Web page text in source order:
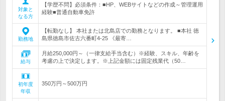
対象と
なる方
【学歴不問】必須条件：■HP、WEBサイトなどの作成～管理運用
経験■普通自動車免許
勤務地
【転勤なし】 本社または北島店での勤務となります。 ■本社 徳
島県徳島市佐古六番町4-25 《最寄…
給与
月給250,000円～（一律支給手当含む）※経験、スキル、年齢を
考慮の上で決定します。※上記金額には固定残業代（50…
初年度
年収
350万円～500万円